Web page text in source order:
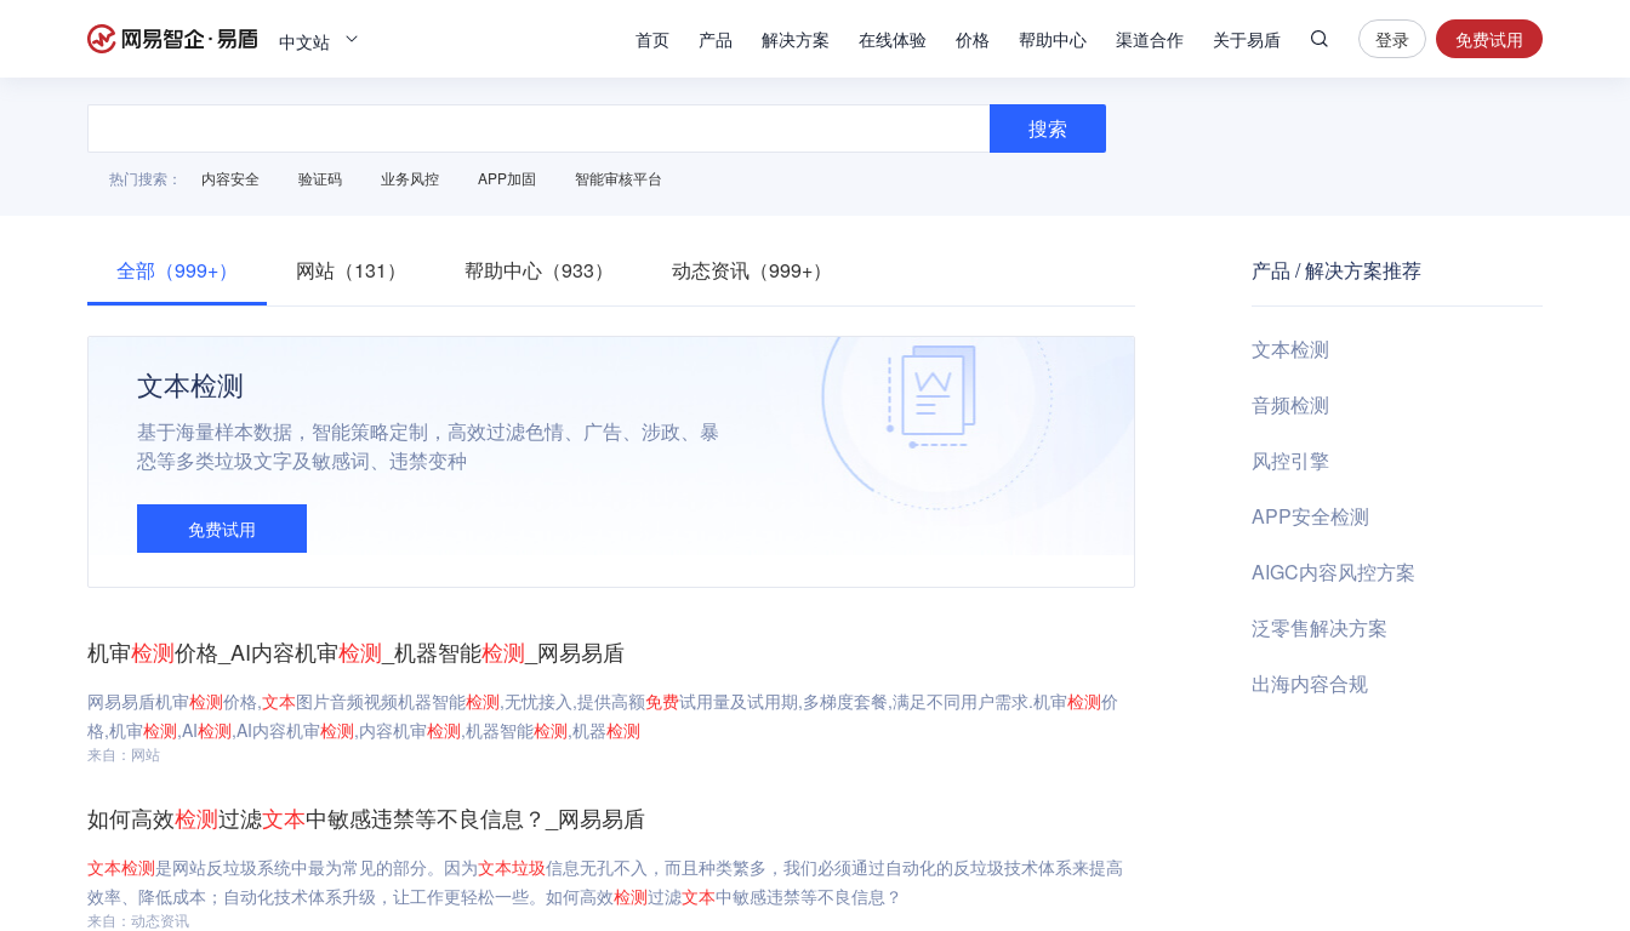
中文站 首页 产品 解决方案 在线体验 价格 帮助中心 渠道合作 关于易盾
安
全
控
登录 免费试用
搜索
热门搜索： 内容安全 验证码 业务风控 APP加固 智能审核平台
全部（999+） 网站（131） 帮助中心（933） 动态资讯（999+）
文本检测
基于海量样本数据，智能策略定制，高效过滤色情、广告、涉政、暴
恐等多类垃圾文字及敏感词、违禁变种
免费试用
机审检测价格_AI内容机审检测 _机器智能检测 _网易易盾
网易易盾机审检测价格,文本图片音频视频机器智能检测,无忧接入,提供高额免费试用量及试用期,多梯度套餐,满足不同用户需求.机审检测价
格,机审检测,AI检测,AI内容机审检测,内容机审检测,机器智能检测,机器检测
来自：网站
如何高效检测过滤文本中敏感违禁等不良信息？_网易易盾
文本检测是网站反垃圾系统中最为常见的部分。因为文本垃圾信息无孔不入，而且种类繁多，我们必须通过自动化的反垃圾技术体系来提高
效率、降低成本；自动化技术体系升级，让工作更轻松一些。如何高效检测过滤文本中敏感违禁等不良信息？
来自：动态资讯
产品 / 解决方案推荐
文本检测
音频检测
风控引擎
APP安全检测
AIGC内容风控方案
泛零售解决方案
出海内容合规